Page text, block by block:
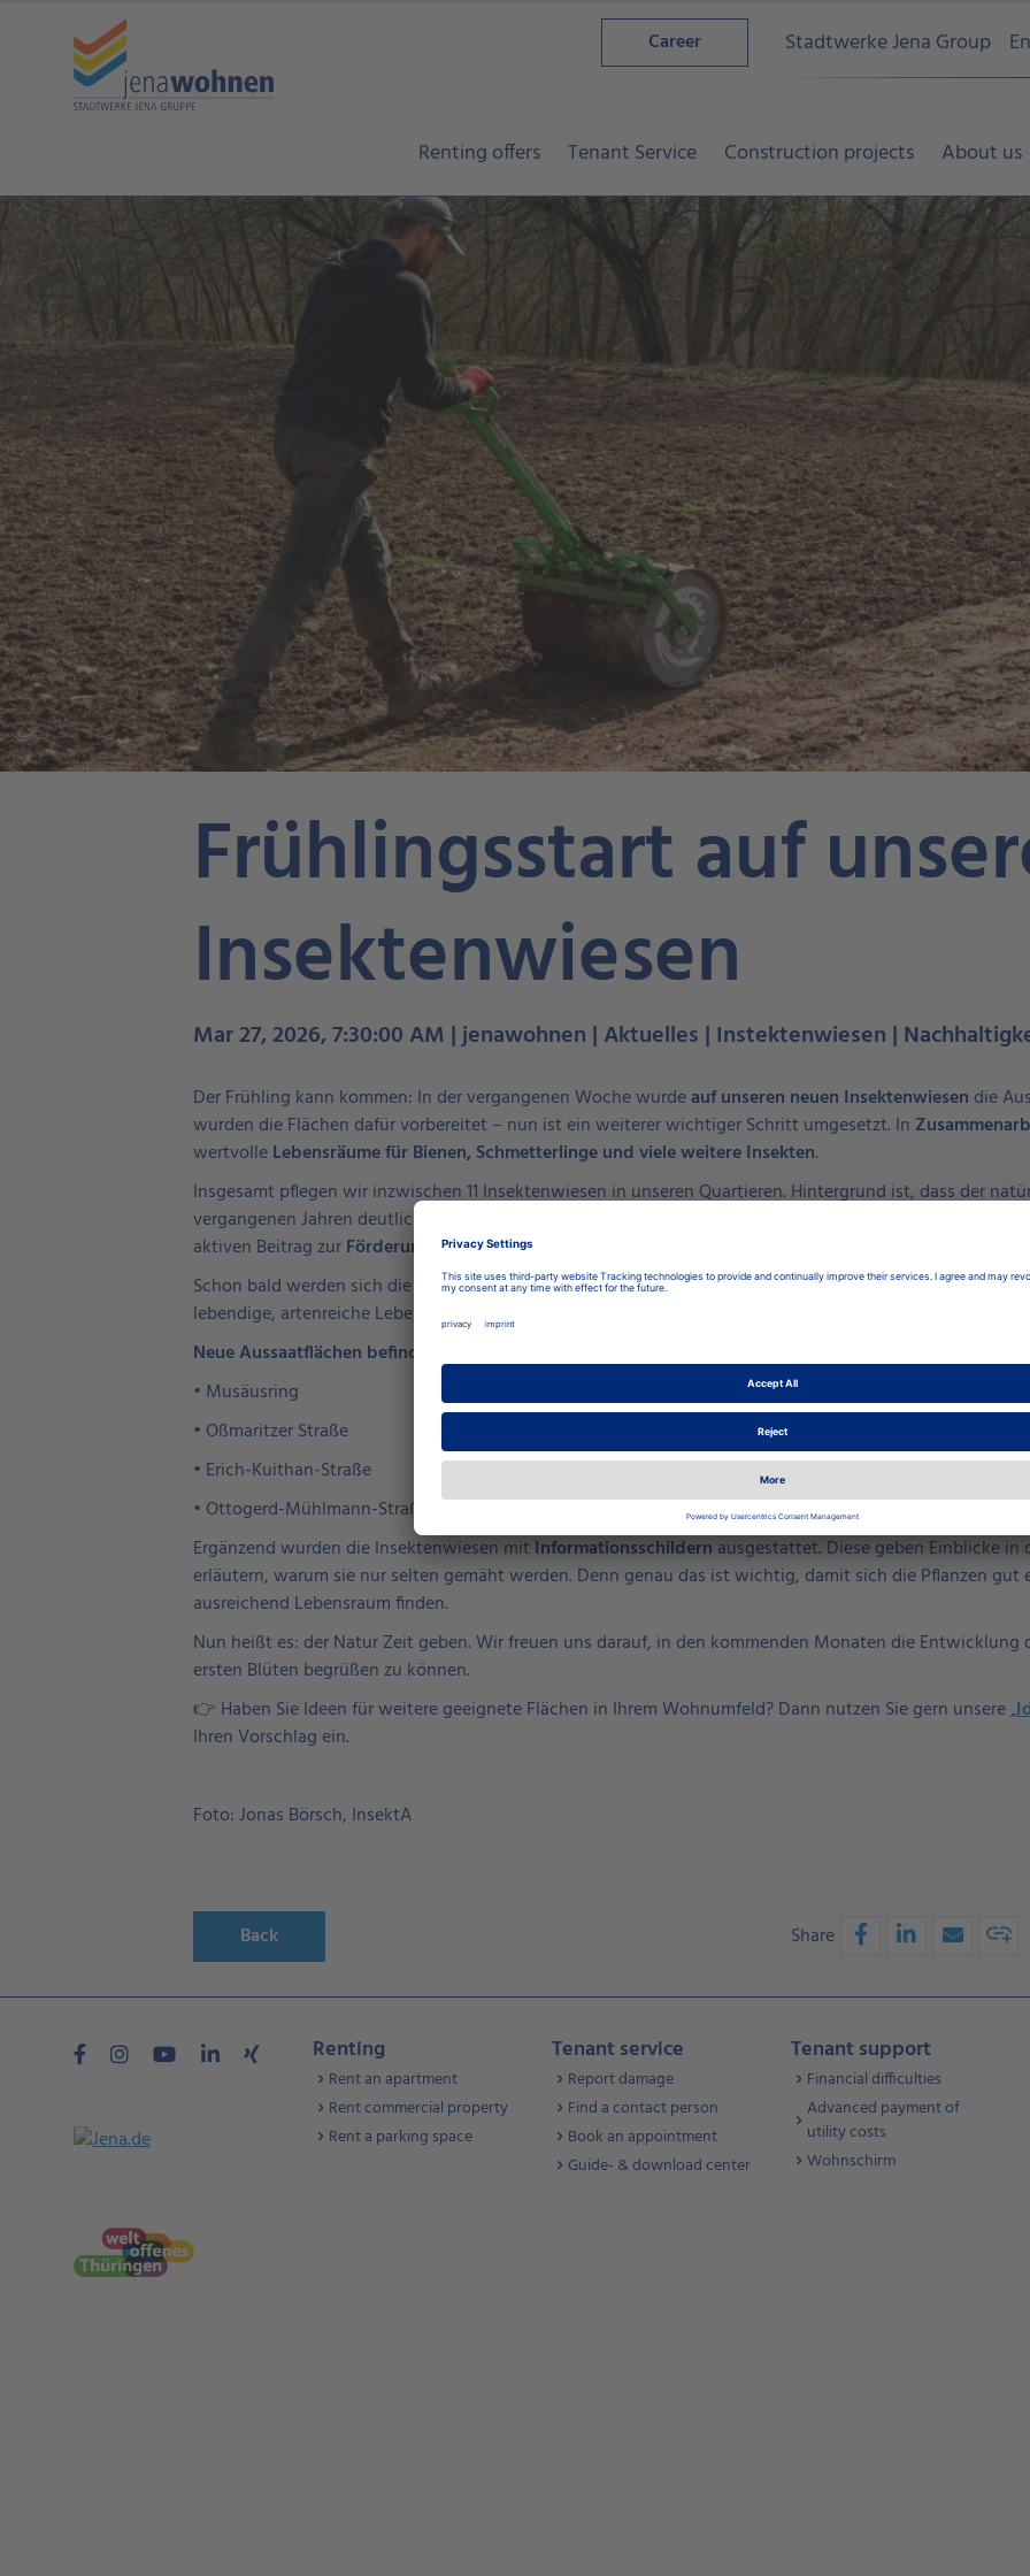
Career Stadtwerke Jena Group
Renting offers Tenant Service Construction projects About us
Frühlingsstart auf
Insektenwiesen
Mar 27, 2026, 7:30:00 AM | jenawohnen | Aktuelles | Instektenwiesen |
Der Frühling kann kommen: In der vergangenen Woche wurdeauf unseren neuen Insektenwiesen die
wurden die Flächen dafür vorbereitet – nun ist ein weiterer wichtiger Schritt umgesetzt. In
wertvolleLebensräume für Bienen, Schmetterlinge und viele weitere Insekten.
Insgesamt pflegen wir inzwischen 11 Insektenwiesen in unseren Quartieren. Hintergrund ist, dass der
vergangenen Jahren deutlich zurückgegangen ist. Mit der gezielten Anlage dieser Flächen schaffen wir
aktiven Beitrag zurFörderung der Artenvielfalt
Schon bald werden sich die Flächen inbunte Wildblumenwiesenverwandeln. Verschiedene Gräser,
lebendige, artenreiche Lebensräume und ein sichtbares Stück Natur direkt im Wohnumfeld.
Neue Aussaatflächen befinden sich unter anderem an folgenden Standorten:
• Musäusring
• Oßmaritzer Straße
• Erich-Kuithan-Straße
• Ottogerd-Mühlmann-Straße
Ergänzend wurden die Insektenwiesen mit Informationsschildern ausgestattet. Diese geben Einblicke
erläutern, warum sie nur selten gemäht werden. Denn genau das ist wichtig, damit sich die Pflanzen
ausreichend Lebensraum finden.
Nun heißt es: der Natur Zeit geben. Wir freuen uns darauf, in den kommenden Monaten die
ersten Blüten begrüßen zu können.
👉 Haben Sie Ideen für weitere geeignete Flächen in Ihrem Wohnumfeld? Dann nutzen Sie gern unsere „
Ihren Vorschlag ein.
Foto: Jonas Börsch, InsektA
Back Share
Renting
Rent an apartment
Rent commercial property
Rent a parking space
Tenant service
Report damage
Find a contact person
Book an appointment
Guide- & download center
Tenant support
Financial difficulties
Advanced payment of
utility costs
Wohnschirm